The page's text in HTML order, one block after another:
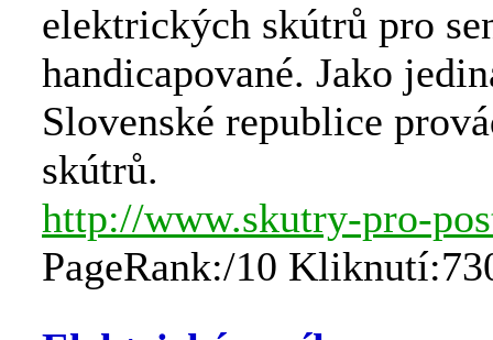
elektrických skútrů pro
handicapované. Jako
Slovenské republice
skútrů.
http://www.skutry-pro-
PageRank:/10